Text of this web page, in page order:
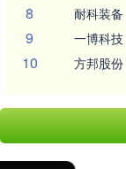
8 耐科装备
9 一博科技
10 方邦股份